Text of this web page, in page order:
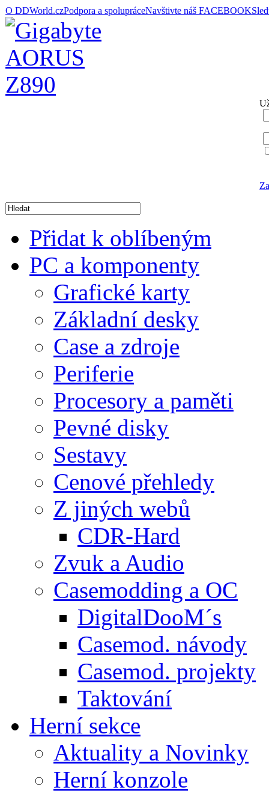
O DDWorld.czPodpora a spolupráceNavštivte náš FACEBOOK
Přidat k oblíbeným
PC a komponenty
Grafické karty
Základní desky
Case a zdroje
Periferie
Procesory a paměti
Pevné disky
Sestavy
Cenové přehledy
Z jiných webů
CDR-Hard
Zvuk a Audio
Casemodding a OC
DigitalDooM´s
Casemod. návody
Casemod. projekty
Taktování
Herní sekce
Aktuality a Novinky
Herní konzole